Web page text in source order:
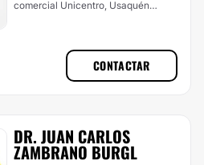
comercial Unicentro, Usaquén
CONTACTAR
DR. JUAN CARLOS
ZAMBRANO BURGL